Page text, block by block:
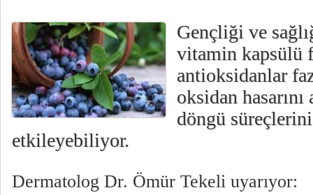
Gençliği ve
vitamin kapsülü
antioksidanlar
oksidan
döngü
etkileyebiliyor.
Dermatolog Dr. Ömür Tekeli uyarıyor: